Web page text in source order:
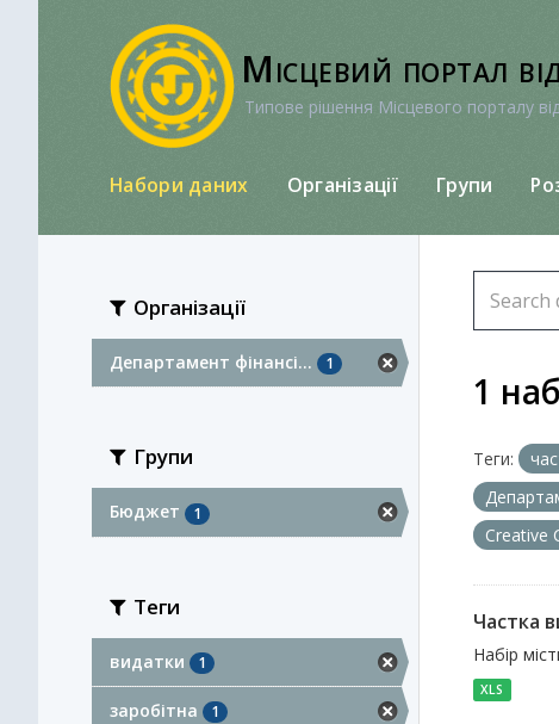
Місцевий портал
Типове рішення Місцевого порталу
Набори даних Організації Групи
Організації
Департамент фінансі... 1
Групи
Бюджет 1
Теги
видатки 1
заробітна 1
1
Теги:
Creative
Частка
Набір
XLS